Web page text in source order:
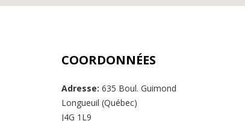
COORDONNÉES
Adresse: 635 Boul. Guimond
Longueuil (Québec)
J4G 1L9